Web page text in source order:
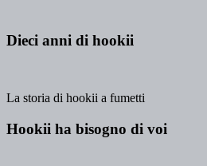
Dieci anni di hookii
La storia di hookii a fumetti
Hookii ha bisogno di voi